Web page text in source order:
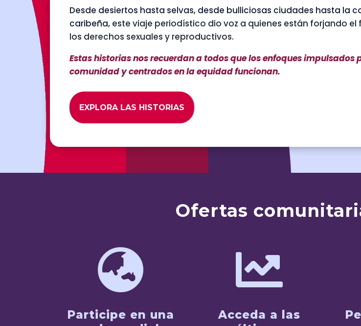
Desde desiertos hasta selvas, desde bulliciosas ciudades hasta la
caribeña, este viaje periodístico dio voz a quienes están forjando el
los derechos sexuales y reproductivos.
Estas historias nos recuerdan a todos que los enfoques impulsados
comunidad y centrados en la equidad funcionan.
EXPLORA LAS HISTORIAS
Ofertas

Participe en una

Acceda a las